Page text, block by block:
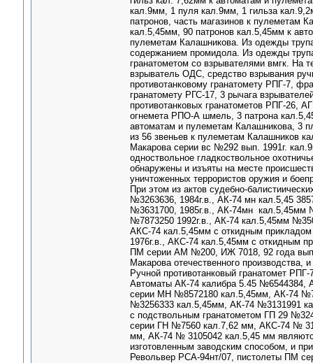
кал.9мм, 1 пуля кал.9мм, 1 гильза
патронов, часть магазинов к пулеметам
кал.5,45мм, 90 патронов кал.5,45мм к
пулеметам Калашникова. Из одежды
содержанием промидола. Из одежды
гранатометом со взрывателями вмгк. На
взрыватель ОДС, средство взрывания
противотанковому гранатомету РПГ-7,
гранатомету РГС-17, 3 рычага
противотанковых гранатометов РПГ-26,
огнемета РПО-А шмель, 3 патрона
автоматам и пулеметам Калашникова, 3
из 56 звеньев к пулеметам Калашников
Макарова серии вс №292 вып. 1991г.
одноствольное гладкоствольное
обнаружены и изъяты на месте
уничтоженных террористов оружия и
При этом из актов судебно-
№3263636, 1984г.в., АК-74 мн кал.5,45
№3631700, 1985г.в., АК-74мн кал.5,45мм
№7873250 1992г.в., АК-74 кал.5,45мм
АКС-74 кал.5,45мм с откидным
1976г.в., АКС-74 кал.5,45мм с откидным
ПМ серии АМ №200, ИЖ 7018, 92 года
Макарова отечественного производства,
Ручной противотанковый гранатомет
Автоматы АК-74 калибра 5.45
серии МН №8572180 кал.5,45мм, АК-74
№3256333 кал.5,45мм, АК-74 №3131991
с подствольным гранатометом ГП 29
серии ГН №7560 кал.7,62 мм, АКС-74 №
мм, АК-74 № 3105042 кал.5,45 мм
изготовленным заводским способом, и
Револьвер РСА-94нт/07, пистолеты ПМ